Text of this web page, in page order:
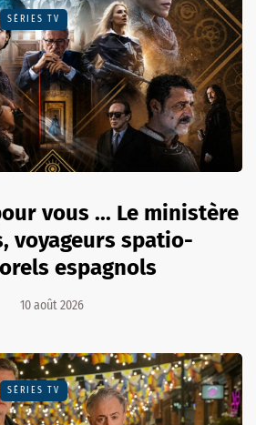
SÉRIES TV
vous ... Le ministère
voyageurs spatio-
espagnols
10 août 2026
SÉRIES TV